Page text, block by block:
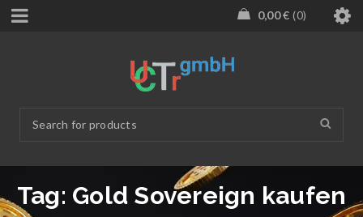
0,00€ 0
Tag: Gold Sovereign kaufen